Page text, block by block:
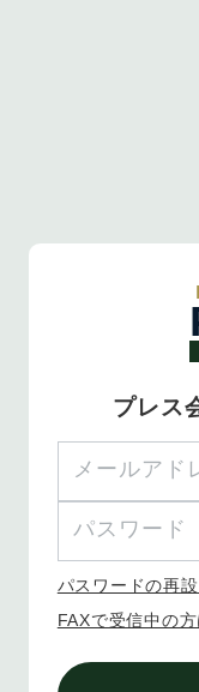
プレス
パスワードの再
FAXで受信中の